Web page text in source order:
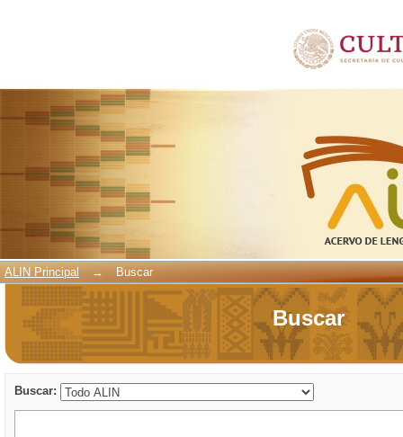
ALIN Principal → Buscar
Buscar
Buscar: